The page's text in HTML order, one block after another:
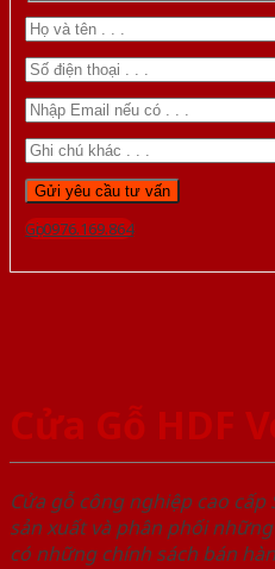
Gọi 0976.169.864
Cửa Gỗ HDF
Cửa gỗ công nghiệp cao
sản xuất và phân phối
có những chính sách bán